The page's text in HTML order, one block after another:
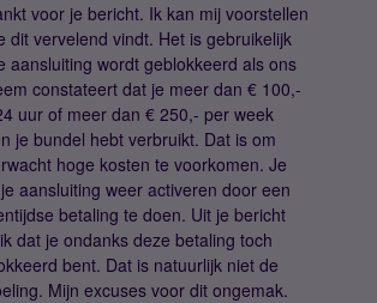
voor je bericht. Ik kan mij voorstellen
dit vervelend vindt. Het is gebruikelijk
aansluiting wordt geblokkeerd als ons
constateert dat je meer dan € 100,-
uur of meer dan € 250,- per week
je bundel hebt verbruikt. Dat is om
hoge kosten te voorkomen. Je
aansluiting weer activeren door een
betaling te doen. Uit je bericht
dat je ondanks deze betaling toch
bent. Dat is natuurlijk niet de
Mijn excuses voor dit ongemak.